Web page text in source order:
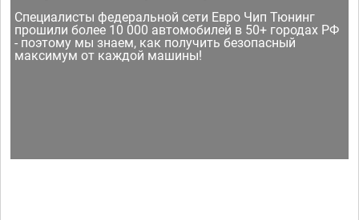
Специалисты федеральной сети Евро Чип Тюнинг
прошили более 10 000 автомобилей в 50+ городах РФ
- поэтому мы знаем, как получить безопасный
максимум от каждой машины!